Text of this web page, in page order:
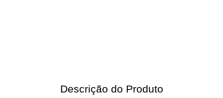
Descrição do Produto